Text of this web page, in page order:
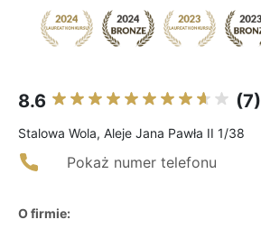
8.6 (7)
Stalowa Wola, Aleje Jana Pawła II 1/38
Pokaż numer telefonu
O firmie: